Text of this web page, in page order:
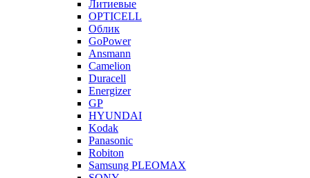
Литиевые
OPTICELL
Облик
GoPower
Ansmann
Camelion
Duracell
Energizer
GP
HYUNDAI
Kodak
Panasonic
Robiton
Samsung PLEOMAX